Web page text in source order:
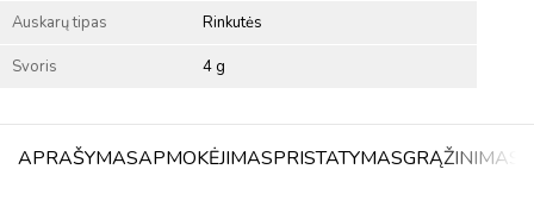
Auskarų tipas Rinkutės
Svoris 4 g
APRAŠYMASAPMOKĖJIMASPRISTATYMASGRĄŽINIMAS